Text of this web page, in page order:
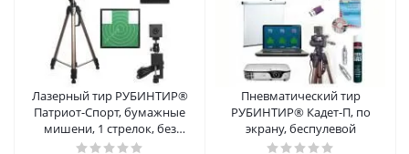
Лазерный тир РУБИНТИР®
Патриот-Спорт, бумажные
мишени, 1 стрелок, без
оружия
Пневматический тир
РУБИНТИР® Кадет-П, по
экрану, беспулевой